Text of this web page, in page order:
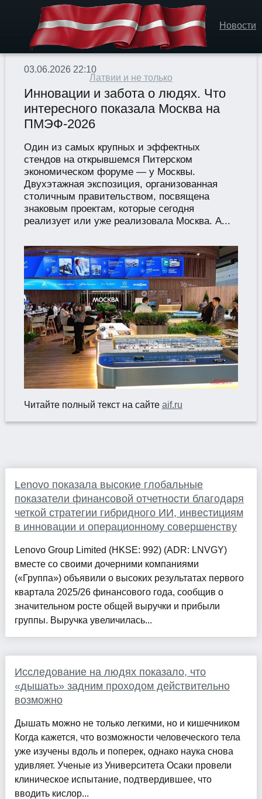
Новости
Латвии и не только
03.06.2026 22:10
Инновации и забота о людях. Что
интересного показала Москва на
ПМЭФ-2026
Один из самых крупных и эффектных
стендов на открывшемся Питерском
экономическом форуме — у Москвы.
Двухэтажная экспозиция, организованная
столичным правительством, посвящена
знаковым проектам, которые сегодня
реализует или уже реализовала Москва. A...
Читайте полный текст на сайте aif.ru
Lenovo показала высокие глобальные
показатели финансовой отчетности благодаря
четкой стратегии гибридного ИИ, инвестициям
в инновации и операционному совершенству
Lenovo Group Limited (HKSE: 992) (ADR: LNVGY)
вместе со своими дочерними компаниями
(«Группа») объявили о высоких результатах первого
квартала 2025/26 финансового года, сообщив о
значительном росте общей выручки и прибыли
группы. Выручка увеличилась...
Исследование на людях показало, что
«дышать» задним проходом действительно
возможно
Дышать можно не только легкими, но и кишечником
Когда кажется, что возможности человеческого тела
уже изучены вдоль и поперек, однако наука снова
удивляет. Ученые из Университета Осаки провели
клиническое испытание, подтвердившее, что
вводить кислор...